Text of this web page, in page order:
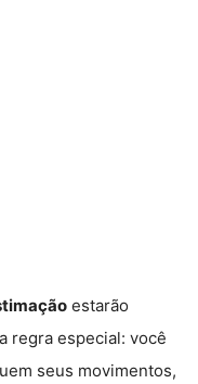
estarão
regra especial: você
seus movimentos,